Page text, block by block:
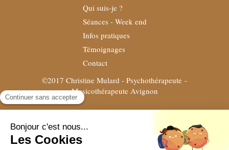
Qui suis-je ?
Séances - Week end
Infos pratiques
Témoignages
Contact
©2017 Christine Mulard - Psychothérapeute -
Musicothérapeute Avignon
Mentions légales